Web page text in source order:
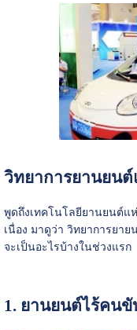
วิทยาการยานยน
พูดถึงเทคโนโลยียานยนต์แ
เนื่อง มาดูว่า วิทยาการยา
จะเป็นอะไรบ้างในช่วงแรก
1. ยานยนต์ไร้คนขั